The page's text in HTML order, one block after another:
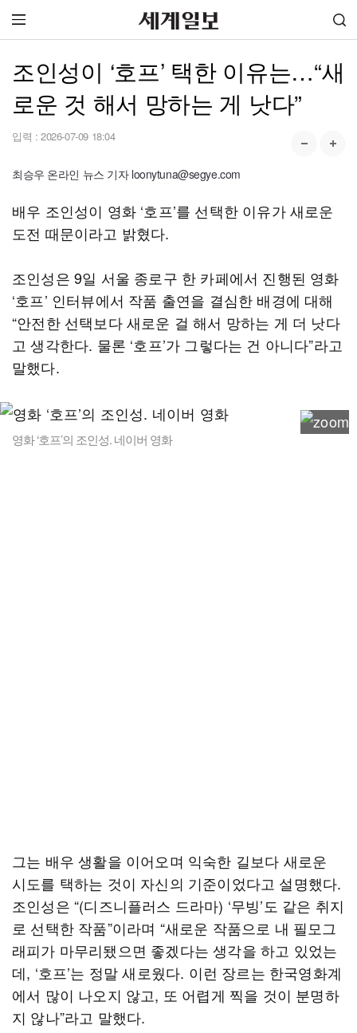
조인성이 ‘호프’ 택한 이유는…“새
로운 것 해서 망하는 게 낫다”
입력 : 2026-07-09 18:04
최승우 온라인 뉴스 기자 loonytuna@segye.com
배우 조인성이 영화 ‘호프’를 선택한 이유가 새로운
도전 때문이라고 밝혔다.
조인성은 9일 서울 종로구 한 카페에서 진행된 영화
‘호프’ 인터뷰에서 작품 출연을 결심한 배경에 대해
“안전한 선택보다 새로운 걸 해서 망하는 게 더 낫다
고 생각한다. 물론 ‘호프’가 그렇다는 건 아니다”라고
말했다.
영화 ‘호프’의 조인성. 네이버 영화
그는 배우 생활을 이어오며 익숙한 길보다 새로운
시도를 택하는 것이 자신의 기준이었다고 설명했다.
조인성은 “(디즈니플러스 드라마) ‘무빙’도 같은 취지
로 선택한 작품”이라며 “새로운 작품으로 내 필모그
래피가 마무리됐으면 좋겠다는 생각을 하고 있었는
데, ‘호프’는 정말 새로웠다. 이런 장르는 한국영화계
에서 많이 나오지 않고, 또 어렵게 찍을 것이 분명하
지 않나”라고 말했다.